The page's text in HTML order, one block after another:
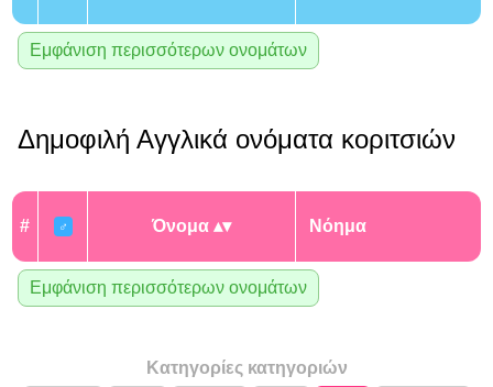
Εμφάνιση περισσότερων ονομάτων
Δημοφιλή Αγγλικά ονόματα κοριτσιών
# ♂ Όνομα Νόημα
Εμφάνιση περισσότερων ονομάτων
Κατηγορίες κατηγοριών